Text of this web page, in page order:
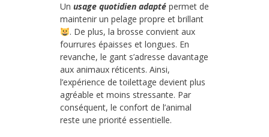
Un usage quotidien adapté permet de
maintenir un pelage propre et brillant
. De plus, la brosse convient aux
fourrures épaisses et longues. En
revanche, le gant s’adresse davantage
aux animaux réticents. Ainsi,
l’expérience de toilettage devient plus
agréable et moins stressante. Par
conséquent, le confort de l’animal
reste une priorité essentielle.